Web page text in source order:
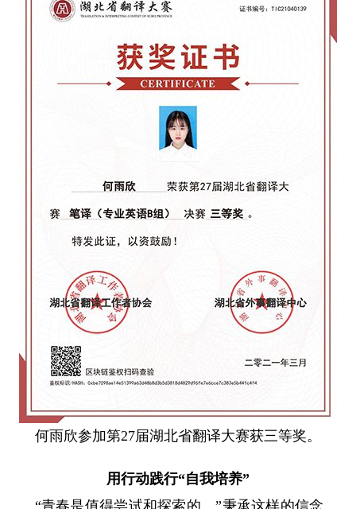
何雨欣参加第27届湖北省翻译大赛获三等奖。
用行动践行“自我培养”
“青春是值得尝试和探索的。”秉承这样的信念，